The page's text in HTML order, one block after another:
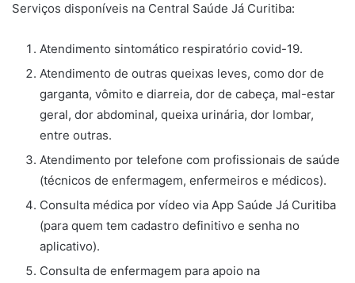
Serviços disponíveis na Central Saúde Já Curitiba:
Atendimento sintomático respiratório covid-19.
Atendimento de outras queixas leves, como dor de
garganta, vômito e diarreia, dor de cabeça, mal-estar
geral, dor abdominal, queixa urinária, dor lombar,
entre outras.
Atendimento por telefone com profissionais de saúde
(técnicos de enfermagem, enfermeiros e médicos).
Consulta médica por vídeo via App Saúde Já Curitiba
(para quem tem cadastro definitivo e senha no
aplicativo).
Consulta de enfermagem para apoio na